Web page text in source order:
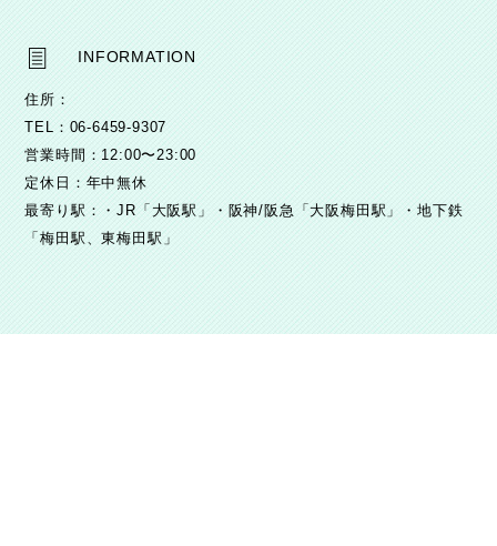
INFORMATION
住所：
TEL：06-6459-9307
営業時間： 12:00〜23:00
定休日：年中無休
最寄り駅：・JR「大阪駅」・阪神/阪急「大阪梅田駅」・地下鉄
「梅田駅、東梅田駅」